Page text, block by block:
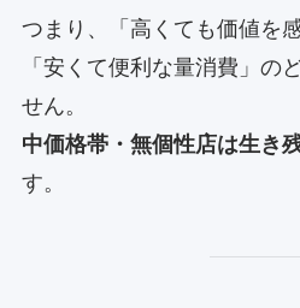
つまり、「高くても価値を
「安くて便利な量消費」の
せん。
中価格帯・無個性店は生き
す。